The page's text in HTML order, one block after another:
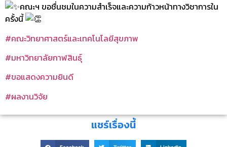
คณะฯ ขอชื่นชมในความสำเร็จและความก้าวหน้าทางวิชาการใน
ครั้งนี้
#คณะวิทยาศาสตร์และเทคโนโลยีสุขภาพ
#มหาวิทยาลัยกาฬสินธุ์
#ขอแสดงความยินดี
#ผลงานวิจัย
แชร์เรื่องนี้